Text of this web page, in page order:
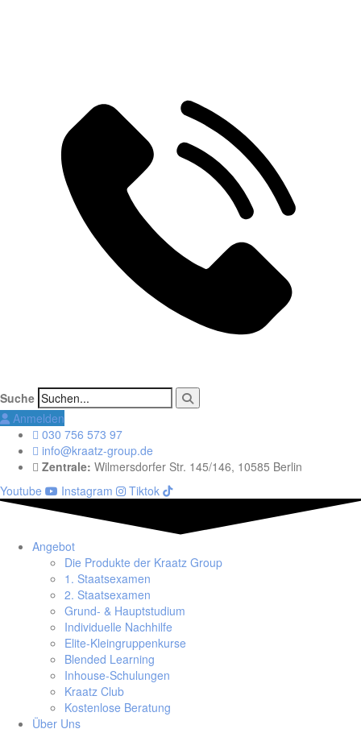
Suche
Anmelden
030 756 573 97
info@kraatz-group.de
Zentrale: Wilmersdorfer Str. 145/146, 10585 Berlin
Youtube
Instagram Tiktok
Angebot
Die Produkte der Kraatz Group
1. Staatsexamen
2. Staatsexamen
Grund- & Hauptstudium
Individuelle Nachhilfe
Elite-Kleingruppenkurse
Blended Learning
Inhouse-Schulungen
Kraatz Club
Kostenlose Beratung
Über Uns